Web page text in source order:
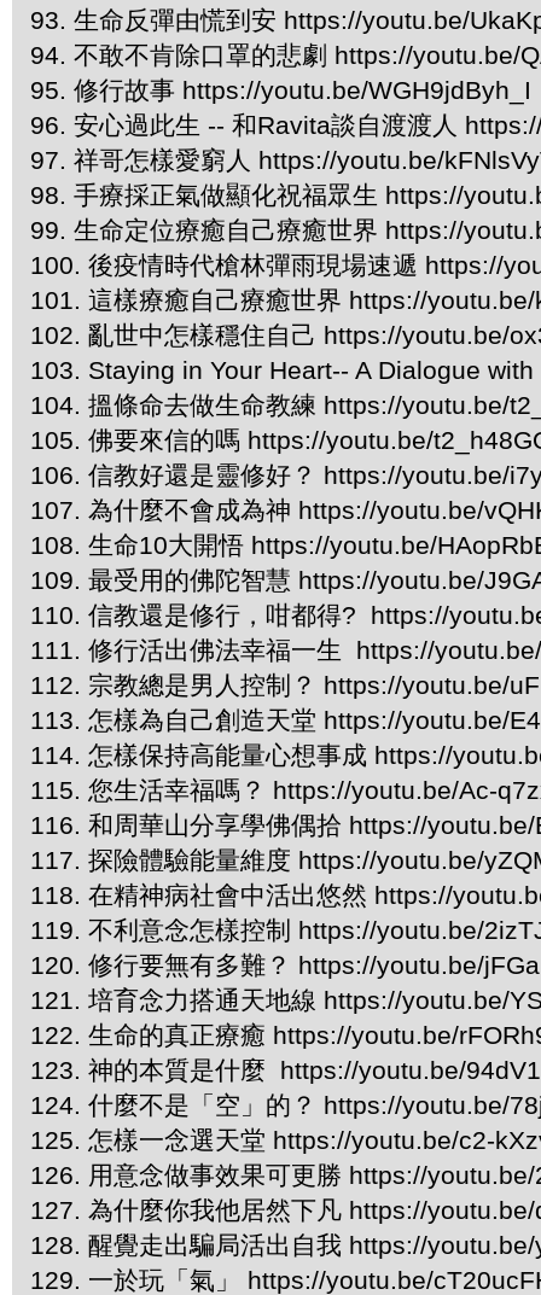
93. 生命反彈由慌到安 https://youtu.be/
94. 不敢不肯除口罩的悲劇 https://youtu.be/
95. 修行故事 https://youtu.be/WGH9jdByh_I
96. 安心過此生 -- 和Ravita談自渡渡人
97. 祥哥怎樣愛窮人 https://youtu.be/
98. 手療採正氣做顯化祝福眾生 https://
99. 生命定位療癒自己療癒世界 https://
100. 後疫情時代槍林彈雨現場速遞 https://
101. 這樣療癒自己療癒世界 https://
102. 亂世中怎樣穩住自己 https://youtu.be/
103. Staying in Your Heart-- ​A Dialogue
104. 搵條命去做生命教練 https://youtu.be/
105. 佛要來信的嗎 https://youtu.be/
106. 信教好還是靈修好？ https://youtu.be/
107. 為什麼不會成為神 https://youtu.be/
108. 生命10大開悟 https://youtu.be/
109. 最受用的佛陀智慧 https://youtu.be/
110. 信教還是修行，咁都得? https://
111. 修行活出佛法幸福一生 https://
112. 宗教總是男人控制？ https://youtu.be/
113. 怎樣為自己創造天堂 https://youtu.be/
114. 怎樣保持高能量心想事成 https://
115. 您生活幸福嗎？ https://youtu.be/Ac-
116. 和周華山分享學佛偶拾 https://
117. 探險體驗能量維度 https://youtu.be/
118. 在精神病社會中活出悠然 https://
119. 不利意念怎樣控制 https://youtu.be/
120. 修行要無有多難？ https://youtu.be/
121. 培育念力搭通天地線 https://youtu.be/
122. 生命的真正療癒 https://youtu.be/
123. 神的本質是什麼 https://youtu.be/
124. 什麼不是「空」的？ https://youtu.be/
125. 怎樣一念選天堂 https://youtu.be/c2-
126. 用意念做事效果可更勝 https://
127. 為什麼你我他居然下凡 https://
128. 醒覺走出騙局活出自我 https://
129. 一於玩「氣」 https://youtu.be/